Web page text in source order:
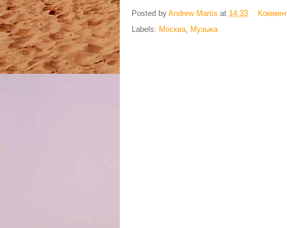
Posted by Andrew Martis at 14:33
Labels: Москва, Музыка